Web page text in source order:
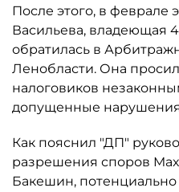
После этого, в феврале
Васильева, владеющая
обратилась в
Ленобласти. Она
налоговиков
допущенные
Как пояснил "ДП"
разрешения споров
Бакешин,